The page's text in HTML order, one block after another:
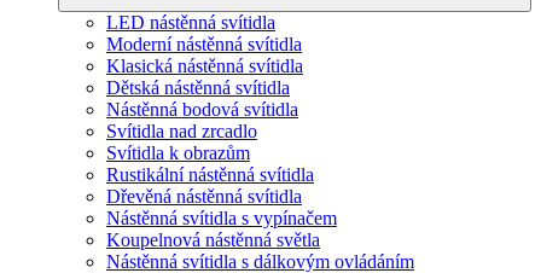
LED nástěnná svítidla
Moderní nástěnná svítidla
Klasická nástěnná svítidla
Dětská nástěnná svítidla
Nástěnná bodová svítidla
Svítidla nad zrcadlo
Svítidla k obrazům
Rustikální nástěnná svítidla
Dřevěná nástěnná svítidla
Nástěnná svítidla s vypínačem
Koupelnová nástěnná světla
Nástěnná svítidla s dálkovým ovládáním